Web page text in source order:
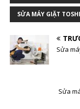
SỬA MÁY GIẶT
Sửa
Sửa